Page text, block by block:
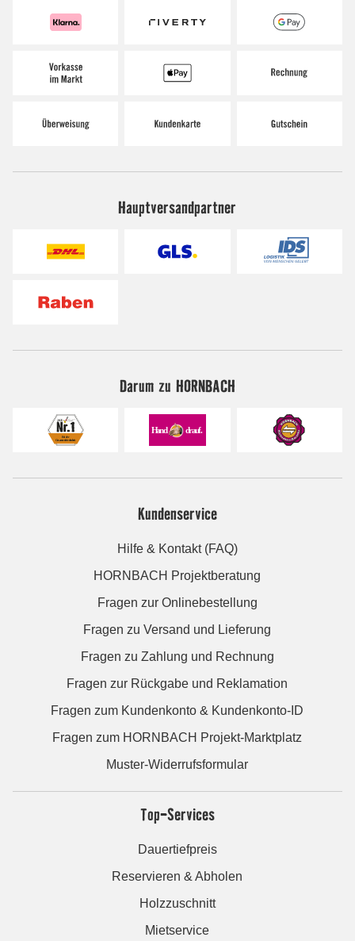
Hauptversandpartner
Darum zu HORNBACH
Kundenservice
Hilfe & Kontakt (FAQ)
HORNBACH Projektberatung
Fragen zur Onlinebestellung
Fragen zu Versand und Lieferung
Fragen zu Zahlung und Rechnung
Fragen zur Rückgabe und Reklamation
Fragen zum Kundenkonto & Kundenkonto-ID
Fragen zum HORNBACH Projekt-Marktplatz
Muster-Widerrufsformular
Top-Services
Dauertiefpreis
Reservieren & Abholen
Holzzuschnitt
Mietservice